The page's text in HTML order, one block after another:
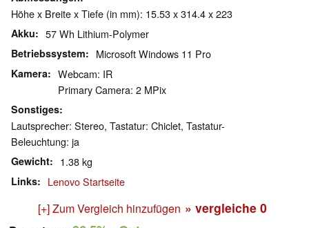
Höhe x Breite x Tiefe (in mm): 15.53 x 314.4 x 223
Akku 57 Wh Lithium-Polymer
Betriebssystem Microsoft Windows 11 Pro
Kamera
Webcam: IR
Primary Camera: 2 MPix
Sonstiges
Lautsprecher: Stereo, Tastatur: Chiclet, Tastatur-
Beleuchtung: ja
Gewicht 1.38 kg
Links Lenovo Startseite
[+] Zum Vergleich hinzufügen » vergleiche 0